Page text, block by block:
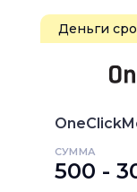
Деньги
СУММА
500 -